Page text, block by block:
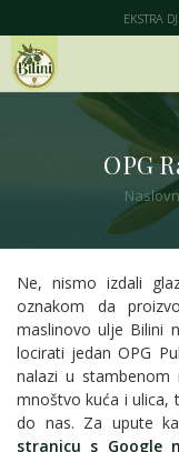
EKSTRA
OPG
Ne, nismo izdali
oznakom da
maslinovo ulje Bilini
locirati jedan OPG
nalazi u stambenom
mnoštvo kuća i ulica,
do nas. Za upute
stranicu s Google